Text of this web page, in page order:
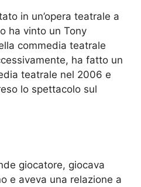
in un’opera teatrale a
ha vinto un Tony
commedia teatrale
ha fatto un
teatrale nel 2006 e
lo spettacolo sul
giocatore, giocava
e aveva una relazione a